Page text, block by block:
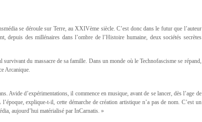
se déroule sur Terre, au XXIVème siècle. C’est donc dans le futur que l’auteur
depuis des millénaires dans l’ombre de l’Histoire humaine, deux sociétés secrètes
du massacre de sa famille. Dans un monde où le Technofascisme se répand,
Arcanique.
Avide d’expérimentations, il commence en musique, avant de se lancer, dès l’age de
explique-t-il, cette démarche de création artistique n’a pas de nom. C’est un
aujourd’hui matérialisé par InCarnatis. »